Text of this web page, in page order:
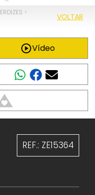
>
VOLTAR
Vídeo
REF.: ZE15364